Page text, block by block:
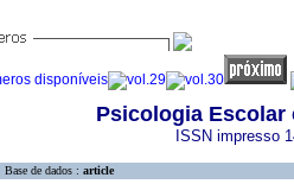
Psicologia Escolar
ISSN impresso
Base de dados : article